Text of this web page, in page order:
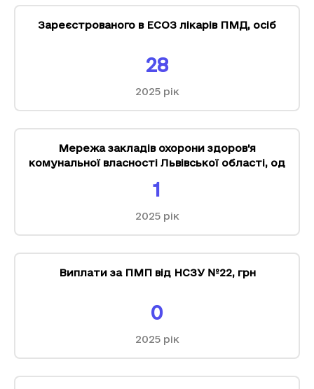
Зареєстрованого в ЕСОЗ лікарів ПМД, осіб
28
2025рік
Мережа закладів охорони здоров'я
комунальної власності Львівської області, од
1
2025рік
Виплати за ПМП від НСЗУ №22, грн
0
2025рік